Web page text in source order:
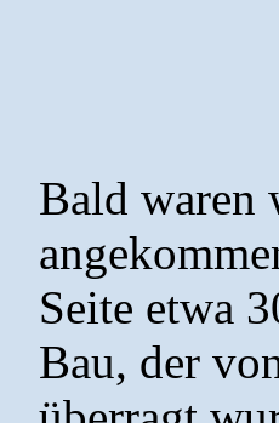
Bald waren
Seite etwa
Bau, der